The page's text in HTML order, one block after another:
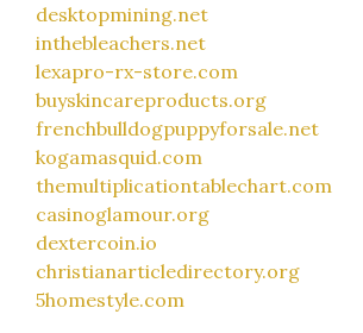
desktopmining.net
inthebleachers.net
lexapro-rx-store.com
buyskincareproducts.org
frenchbulldogpuppyforsale.net
kogamasquid.com
themultiplicationtablechart.com
casinoglamour.org
dextercoin.io
christianarticledirectory.org
5homestyle.com